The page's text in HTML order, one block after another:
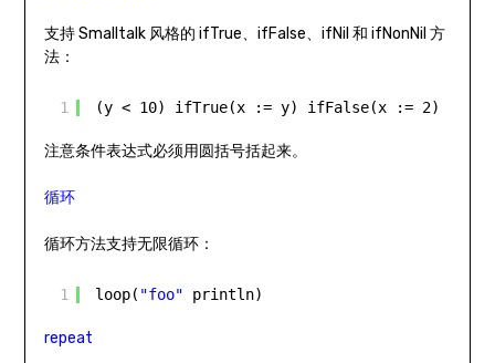
支持 Smalltalk 风格的 ifTrue、ifFalse、ifNil 和 ifNonNil 方
法：
1 (y < 10) ifTrue(x := y) ifFalse(x := 2)
注意条件表达式必须用圆括号括起来。
循环
循环方法支持无限循环：
1 loop( "foo" println)
repeat